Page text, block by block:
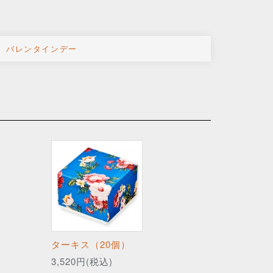
バレンタインデー
ターキス（20個）
3,520円(税込)